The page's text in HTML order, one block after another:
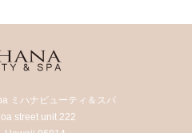
ミハナビューティ＆スパ
street unit 222